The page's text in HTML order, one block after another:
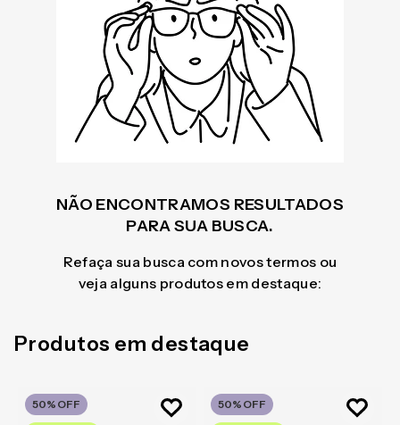
NÃO ENCONTRAMOS RESULTADOS
PARA SUA BUSCA.
Refaça sua busca com novos termos ou
veja alguns produtos em destaque:
Produtos em destaque
50% OFF 50% OFF